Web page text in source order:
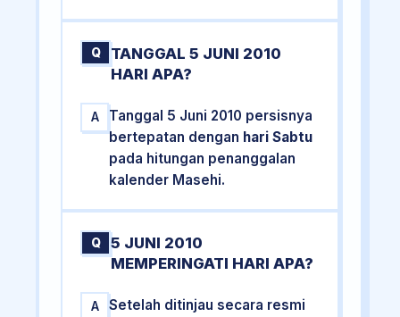
Q
TANGGAL 5 JUNI 2010
HARI APA?
A
Tanggal 5 Juni 2010 persisnya
bertepatan dengan hari Sabtu
pada hitungan penanggalan
kalender Masehi.
Q
5 JUNI 2010
MEMPERINGATI HARI APA?
A
Setelah ditinjau secara resmi